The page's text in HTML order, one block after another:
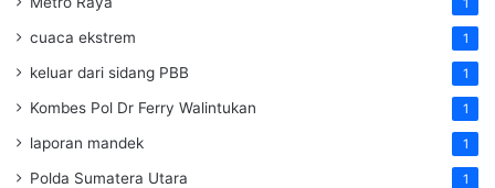
1
cuaca ekstrem 1
keluar dari sidang PBB 1
Kombes Pol Dr Ferry Walintukan 1
laporan mandek 1
Polda Sumatera Utara 1